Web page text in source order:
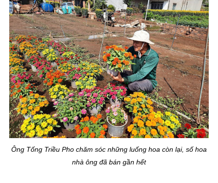
Ông Tống Triều Pho chăm sóc những luống hoa còn lại, số hoa
nhà ông đã bán gần hết